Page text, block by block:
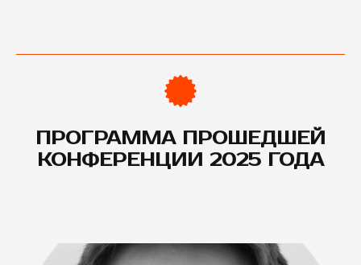
ПРОГРАММА ПРОШЕДШЕЙ
КОНФЕРЕНЦИИ 2025 ГОДА